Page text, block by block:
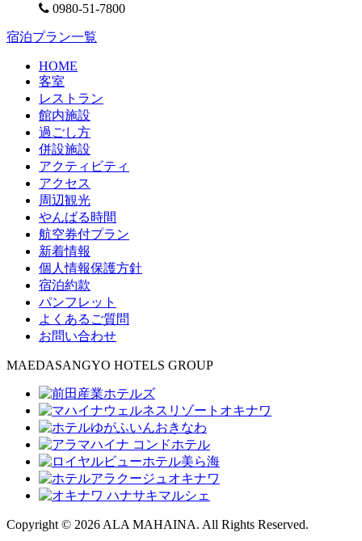
0980-51-7800
宿泊プラン一覧
HOME
客室
レストラン
館内施設
過ごし方
併設施設
アクティビティ
アクセス
周辺観光
やんばる時間
航空券付プラン
新着情報
個人情報保護方針
宿泊約款
パンフレット
よくあるご質問
お問い合わせ
MAEDASANGYO HOTELS GROUP
Copyright © 2026 ALA MAHAINA. All Rights Reserved.